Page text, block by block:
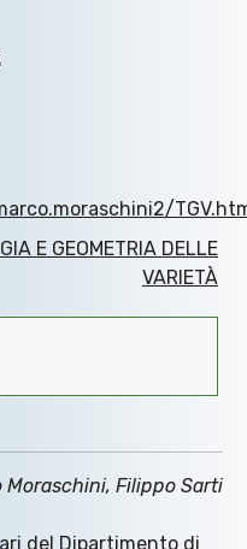
E GEOMETRIA DELLE
VARIETÀ
Filippo Sarti
del Dipartimento di